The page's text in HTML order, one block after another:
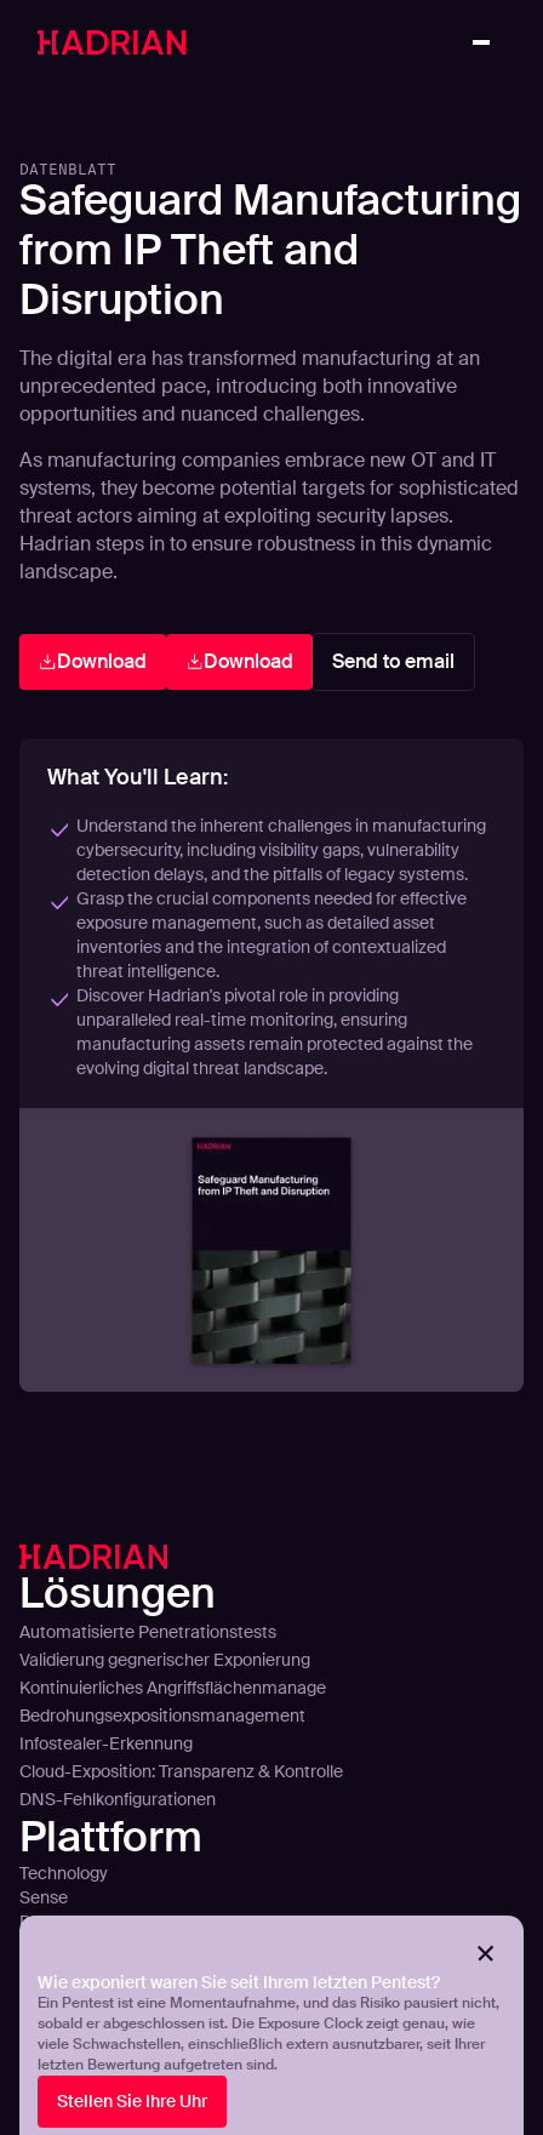
Wie exponiert waren Sie seit Ihrem letzten Pentest?
Ein Pentest ist eine Momentaufnahme, und das Risiko pausiert nicht,
sobald er abgeschlossen ist. Die Exposure Clock zeigt genau, wie
viele Schwachstellen, einschließlich extern ausnutzbarer, seit Ihrer
letzten Bewertung aufgetreten sind.
Stellen Sie Ihre Uhr
DATENBLATT
Safeguard Manufacturing
from IP Theft and
Disruption
The digital era has transformed manufacturing at an
unprecedented pace, introducing both innovative
opportunities and nuanced challenges.
As manufacturing companies embrace new OT and IT
systems, they become potential targets for sophisticated
threat actors aiming at exploiting security lapses.
Hadrian steps in to ensure robustness in this dynamic
landscape.
Download Download Send to email
What You'll Learn:
Understand the inherent challenges in manufacturing
cybersecurity, including visibility gaps, vulnerability
detection delays, and the pitfalls of legacy systems.
Grasp the crucial components needed for effective
exposure management, such as detailed asset
inventories and the integration of contextualized
threat intelligence.
Discover Hadrian's pivotal role in providing
unparalleled real-time monitoring, ensuring
manufacturing assets remain protected against the
evolving digital threat landscape.
Lösungen
Automatisierte Penetrationstests
Validierung gegnerischer Exponierung
Kontinuierliches Angriffsflächenmanage
Bedrohungsexpositionsmanagement
Infostealer-Erkennung
Cloud-Exposition: Transparenz & Kontrolle
DNS-Fehlkonfigurationen
Plattform
Technology
Sense
Plan
Plattformübersicht
Integration
Preisgestaltung
Kunden
Aroma360
Breeze Airways